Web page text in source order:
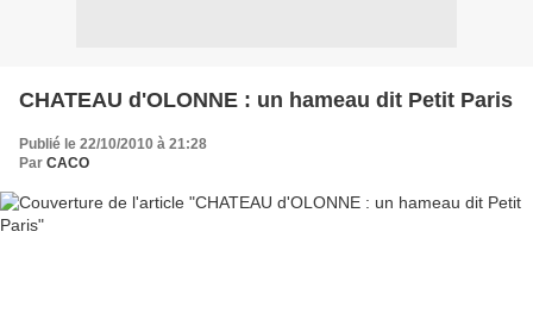
CHATEAU d'OLONNE : un hameau dit Petit Paris
Publié le 22/10/2010 à 21:28
Par CACO